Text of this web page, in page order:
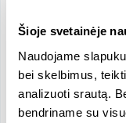
Šioje svetainėje
Naudojame
bei skelbimus,
analizuoti srautą.
bendriname su
- komandos
- puikūs
- stiprūs
vadovavimo
- dėmesys